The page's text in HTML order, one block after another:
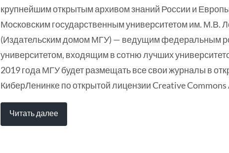
крупнейшим открытым архивом знаний России и
Московским государственным университетом им. М.В.
(Издательским домом МГУ) — ведущим федеральным
университетом, входящим в сотню лучших
2019 года МГУ будет размещать все свои журналы в
КиберЛенинке по открытой лицензии Creative
Читать далее